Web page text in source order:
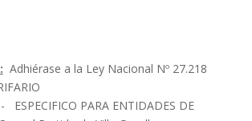
Adhiérase a la Ley Nacional Nº 27.218
PARA ENTIDADES DE